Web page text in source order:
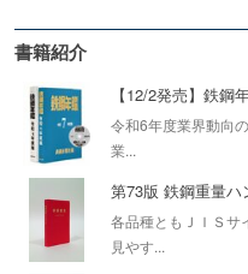
書籍紹介
【12/2発売】鉄鋼
令和6年度業界動向
業...
第73版 鉄鋼重量ハ
各品種ともＪＩＳサ
見やす...